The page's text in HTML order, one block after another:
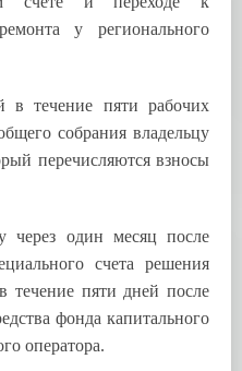
у регионального
в течение пяти рабочих
собрания владельцу
перечисляются взносы
через один месяц после
счета решения
течение пяти дней после
фонда капитального
оператора.